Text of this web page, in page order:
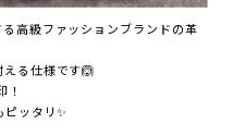
高級ファッションブランドの革
る仕様です🙆
！
ッタリ✨